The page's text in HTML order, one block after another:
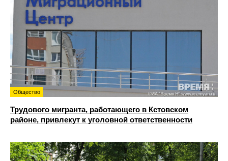
Общество
Трудового мигранта, работающего в Кстовском
районе, привлекут к уголовной ответственности